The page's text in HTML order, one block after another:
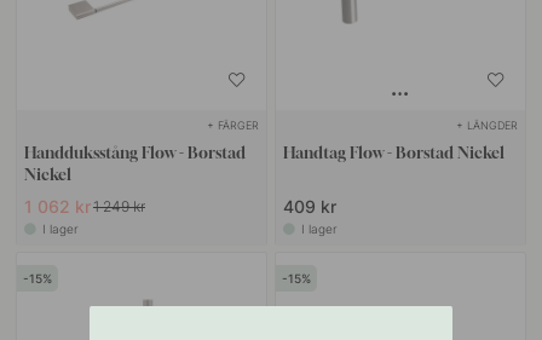
+ FÄRGER
Handduksstång Flow - Borstad
Nickel
1 062 kr1 249 kr
I lager
+ LÄNGDER
Handtag Flow - Borstad Nickel
409 kr
I lager
15 15